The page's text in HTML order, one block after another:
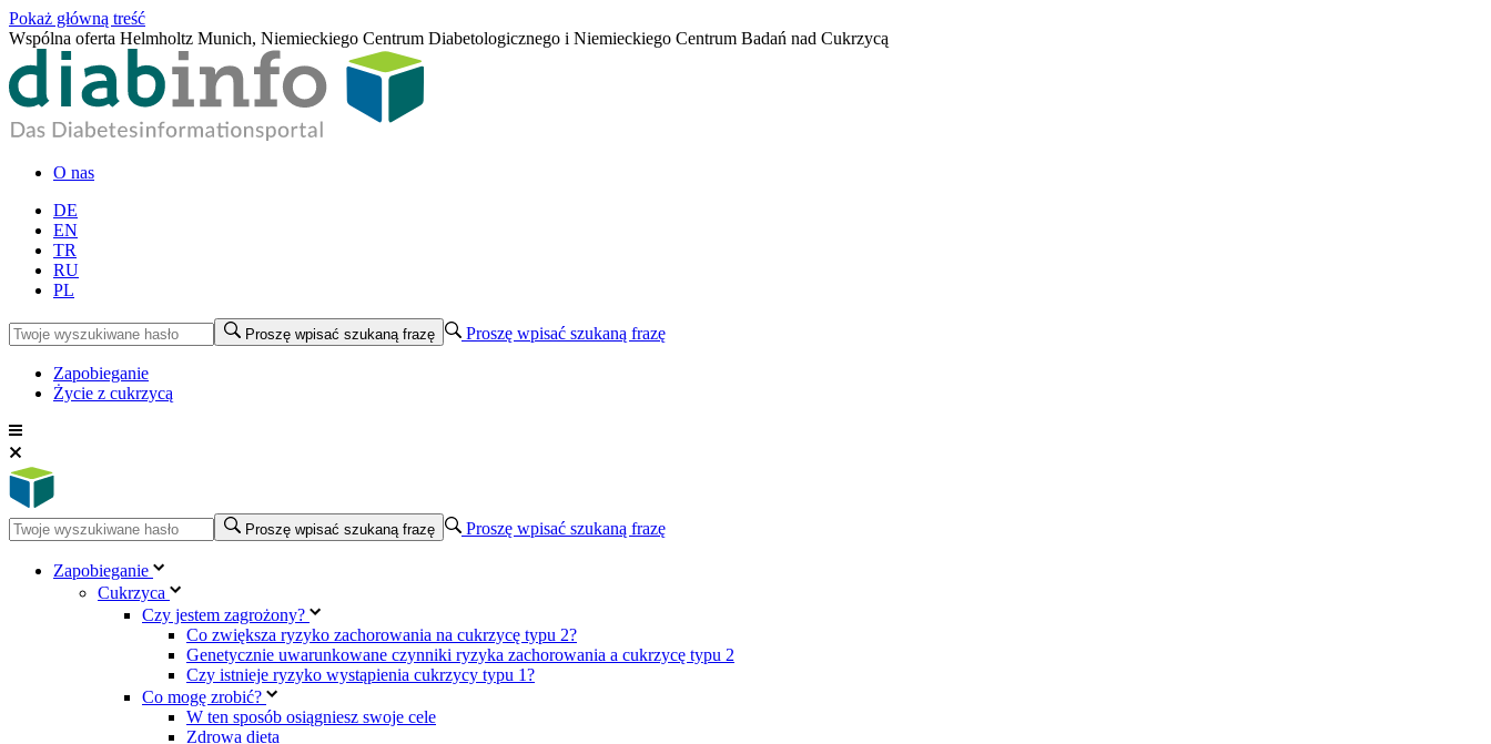
Pokaż główną treść
Wspólna oferta Helmholtz Munich, Niemieckiego Centrum Diabetologicznego i Niemieckiego Centrum Badań nad Cukrzycą
O nas
DE
EN
TR
RU
PL
Proszę wpisać szukaną frazę Proszę wpisać szukaną frazę
Zapobieganie
Życie z cukrzycą
Proszę wpisać szukaną frazę Proszę wpisać szukaną frazę
Zapobieganie
Cukrzyca
Czy jestem zagrożony?
Co zwiększa ryzyko zachorowania na cukrzycę typu 2?
Genetycznie uwarunkowane czynniki ryzyka zachorowania a cukrzycę typu 2
Czy istnieje ryzyko wystąpienia cukrzycy typu 1?
Co mogę zrobić?
W ten sposób osiągniesz swoje cele
Zdrowa dieta